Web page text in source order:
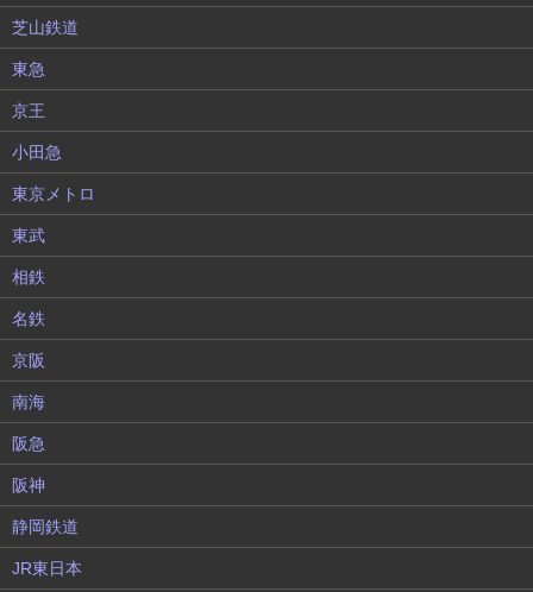
芝山鉄道
東急
京王
小田急
東京メトロ
東武
相鉄
名鉄
京阪
南海
阪急
阪神
静岡鉄道
JR東日本